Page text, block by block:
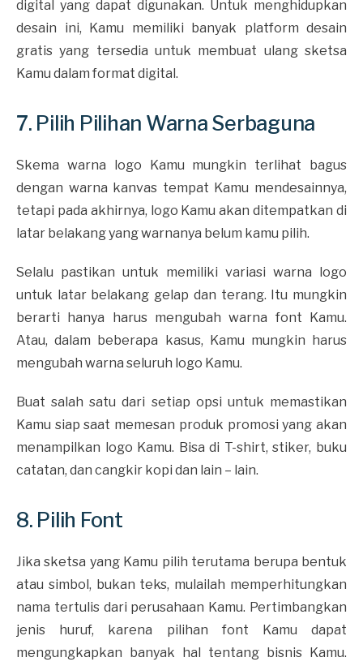
digital yang dapat digunakan. Untuk menghidupkan
desain ini, Kamu memiliki banyak platform desain
gratis yang tersedia untuk membuat ulang sketsa
Kamu dalam format digital.
7. Pilih Pilihan Warna Serbaguna
Skema warna logo Kamu mungkin terlihat bagus
dengan warna kanvas tempat Kamu mendesainnya,
tetapi pada akhirnya, logo Kamu akan ditempatkan di
latar belakang yang warnanya belum kamu pilih.
Selalu pastikan untuk memiliki variasi warna logo
untuk latar belakang gelap dan terang. Itu mungkin
berarti hanya harus mengubah warna font Kamu.
Atau, dalam beberapa kasus, Kamu mungkin harus
mengubah warna seluruh logo Kamu.
Buat salah satu dari setiap opsi untuk memastikan
Kamu siap saat memesan produk promosi yang akan
menampilkan logo Kamu. Bisa di T-shirt, stiker, buku
catatan, dan cangkir kopi dan lain – lain.
8. Pilih Font
Jika sketsa yang Kamu pilih terutama berupa bentuk
atau simbol, bukan teks, mulailah memperhitungkan
nama tertulis dari perusahaan Kamu. Pertimbangkan
jenis huruf, karena pilihan font Kamu dapat
mengungkapkan banyak hal tentang bisnis Kamu.